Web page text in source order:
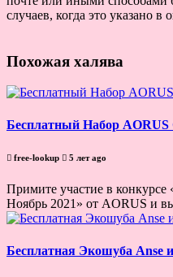
случаев, когда это указано
Похожая халява
Бесплатный Набор AORUS
free-lookup 5 лет ago
Примите участие в
Ноябрь 2021» от AORUS и
Бесплатная Экошуба Anse